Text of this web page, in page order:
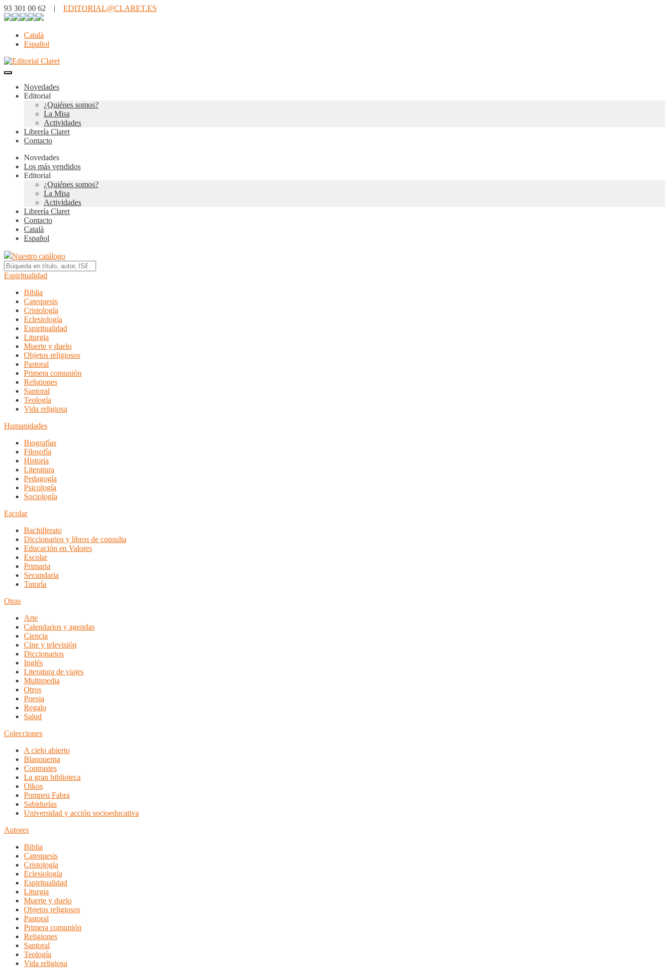
93 301 00 62 | EDITORIAL@CLARET.ES
Català
Español
Novedades
Editorial
¿Quiénes somos?
La Misa
Actividades
Librería Claret
Contacto
Novedades
Los más vendidos
Editorial
¿Quiénes somos?
La Misa
Actividades
Librería Claret
Contacto
Català
Español
Nuestro catálogo
Espiritualidad
Biblia
Catequesis
Cristología
Eclesiología
Espiritualidad
Liturgia
Muerte y duelo
Objetos religiosos
Pastoral
Primera comunión
Religiones
Santoral
Teología
Vida religiosa
Humanidades
Biografías
Filosofía
Historia
Literatura
Pedagogía
Psicología
Sociología
Escolar
Bachillerato
Diccionarios y libros de consulta
Educación en Valores
Escolar
Primaria
Secundaria
Tutoría
Otras
Arte
Calendarios y agendas
Ciencia
Cine y televisión
Diccionarios
Inglés
Literatura de viajes
Multimedia
Otros
Poesia
Regalo
Salud
Colecciones
A cielo abierto
Blanquerna
Contrastes
La gran biblioteca
Oikos
Pompeu Fabra
Sabidurías
Universidad y acción socioeducativa
Autores
Biblia
Catequesis
Cristología
Eclesiología
Espiritualidad
Liturgia
Muerte y duelo
Objetos religiosos
Pastoral
Primera comunión
Religiones
Santoral
Teología
Vida religiosa